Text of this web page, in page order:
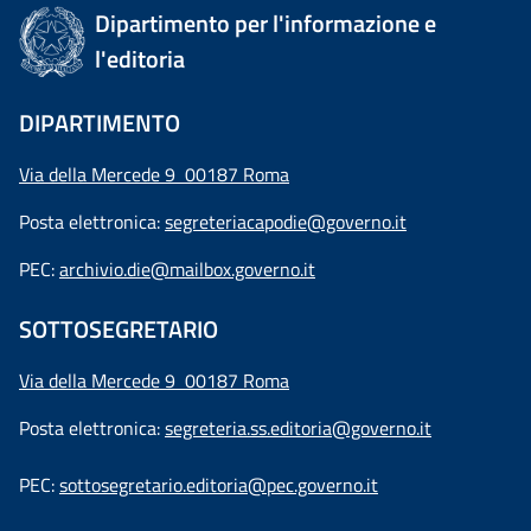
Dipartimento per l'informazione e
l'editoria
DIPARTIMENTO
Via della Mercede 9 00187 Roma
Posta elettronica:segreteriacapodie@governo.it
PEC:archivio.die@mailbox.governo.it
SOTTOSEGRETARIO
Via della Mercede 9 00187 Roma
Posta elettronica:segreteria.ss.editoria@governo.it
PEC:sottosegretario.editoria@pec.governo.it